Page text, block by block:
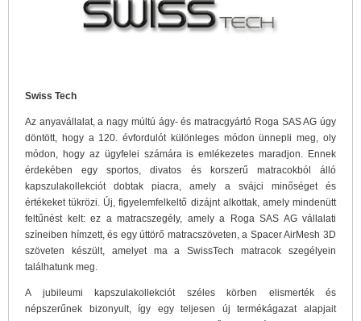
Swiss Tech
Az anyavállalat, a nagy múltú ágy- és matracgyártó Roga SAS AG úgy
döntött, hogy a 120. évfordulót különleges módon ünnepli meg, oly
módon, hogy az ügyfelei számára is emlékezetes maradjon. Ennek
érdekében egy sportos, divatos és korszerű matracokból álló
kapszulakollekciót dobtak piacra, amely a svájci minőséget és
értékeket tükrözi. Új, figyelemfelkeltő dizájnt alkottak, amely mindenütt
feltűnést kelt: ez a matracszegély, amely a Roga SAS AG vállalati
színeiben hímzett, és egy úttörő matracszöveten, a Spacer AirMesh 3D
szöveten készült, amelyet ma a SwissTech matracok szegélyein
találhatunk meg.
A jubileumi kapszulakollekciót széles körben elismerték és
népszerűnek bizonyult, így egy teljesen új termékágazat alapjait